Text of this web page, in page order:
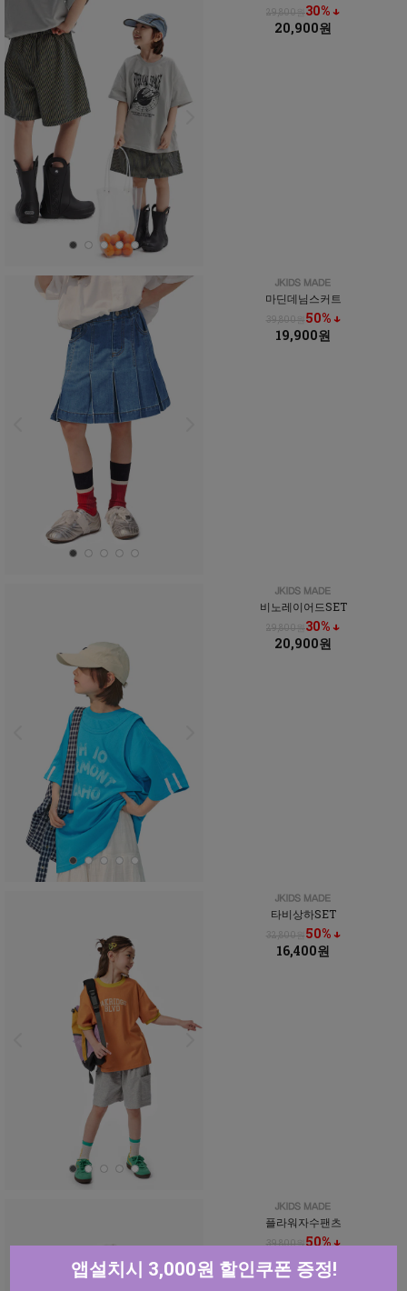
29,800원30% ↓
20,900원
마딘데님스커트
39,800원 50% ↓
19,900원
비노레이어드SET
29,800원30% ↓
20,900원
타비상하SET
32,800원 50% ↓
16,400원
플라워자수팬츠
39,800원50% ↓
19,900원
앱설치시 3,000원 할인쿠폰 증정!